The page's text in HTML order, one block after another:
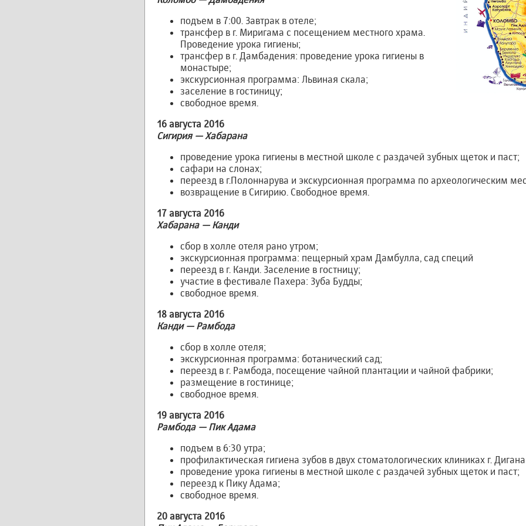
подъем в 7:00. Завтрак в отеле;
трансфер в г. Миригама с посещением местного храма.
Проведение урока гигиены;
трансфер в г. Дамбадения: проведение урока гигиены в
монастыре;
экскурсионная программа: Львиная скала;
заселение в гостиницу;
свободное время.
16 августа 2016
Сигирия — Хабарана
проведение урока гигиены в местной школе с раздачей зубных щеток и паст;
сафари на слонах;
переезд в г.Полоннарува и экскурсионная программа по археологическим
возвращение в Сигирию. Свободное время.
17 августа 2016
Хабарана — Канди
сбор в холле отеля рано утром;
экскурсионная программа: пещерный храм Дамбулла, сад специй
переезд в г. Канди. Заселение в гостницу;
участие в фестивале Пахера: Зуба Будды;
свободное время.
18 августа 2016
Канди — Рамбода
сбор в холле отеля;
экскурсионная программа: ботанический сад;
переезд в г. Рамбода, посещение чайной плантации и чайной фабрики;
размещение в гостинице;
свободное время.
19 августа 2016
Рамбода — Пик Адама
подъем в 6:30 утра;
профилактическая гигиена зубов в двух стоматологических клиниках г. Дигана
проведение урока гигиены в местной школе с раздачей зубных щеток и паст;
переезд к Пику Адама;
свободное время.
20 августа 2016